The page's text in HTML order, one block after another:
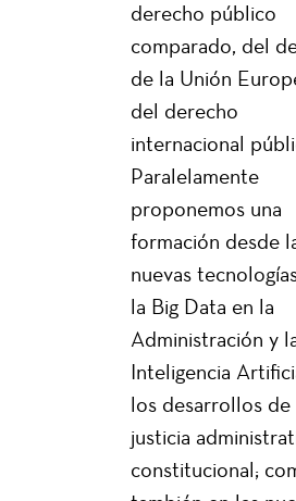
derecho público
comparado, del
de la Unión
del derecho
internacional
Paralelamente
proponemos una
formación desde
nuevas
la Big Data en la
Administración y
Inteligencia
los desarrollos de
justicia
constitucional;